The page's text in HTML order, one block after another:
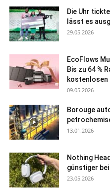
Die Uhr
lässt es
29.05.2026
EcoFlows
Bis zu 64 %
kostenlosen
09.05.2026
Borouge
13.01.2026
Nothing
günstiger
23.05.2026